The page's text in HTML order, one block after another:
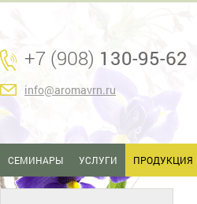
+7 (908) 130-95-62
info@aromavrn.ru
СЕМИНАРЫ УСЛУГИ ПРОДУКЦИЯ